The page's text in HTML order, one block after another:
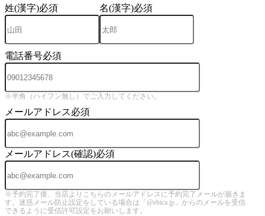
姓(漢字)必須 名(漢字)必須
電話番号必須
※半角（ハイフン無し）でご入力してください。
メールアドレス必須
メールアドレス(確認)必須
※予約完了後、当店よりこちらのメールアドレスに予約完了メールが届きま
す。迷惑メール防止設定をしている場合は「@ebica.jp」からのメールを受信
できるように受信許可設定をお願いします。